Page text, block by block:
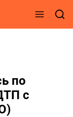
по
с